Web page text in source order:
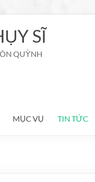
SĨ
QUỲNH
MỤC VỤ TIN TỨC